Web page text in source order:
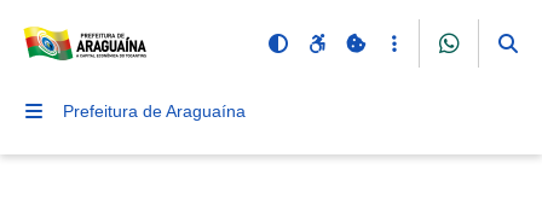
Prefeitura de Araguaína